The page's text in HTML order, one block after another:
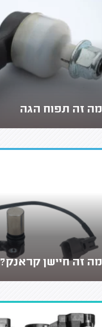
מה זה תפוח הגה
מה זה חיישן קראנק?